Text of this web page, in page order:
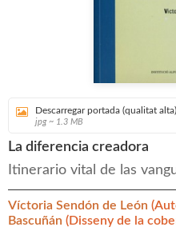
Descarregar portada (qualitat alta)
jpg ~ 1.3 MB
La diferencia creadora
Itinerario vital de las
Víctoria Sendón de León
Bascuñán (Disseny de la